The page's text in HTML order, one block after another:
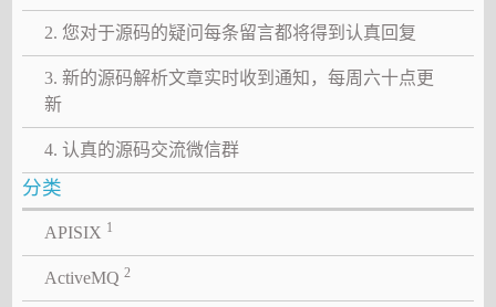
2. 您对于源码的疑问每条留言都将得到认真回复
3. 新的源码解析文章实时收到通知，每周六十点更
新
4. 认真的源码交流微信群
分类
APISIX 1
ActiveMQ 2